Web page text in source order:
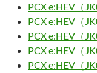
PCX e:HEV（
PCX e:HEV（
PCX e:HEV（
PCX e:HEV（
PCX e:HEV（